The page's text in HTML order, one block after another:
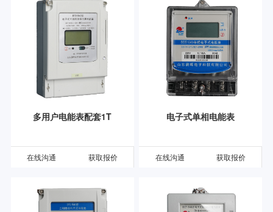
多用户电能表配套1T
在线沟通 获取报价
电子式单相电能表
在线沟通 获取报价